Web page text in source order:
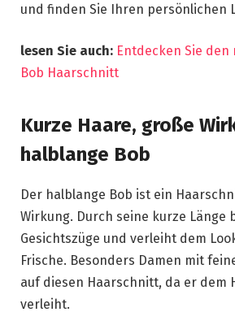
und finden Sie Ihren persönlichen
lesen Sie auch: Entdecken Sie
Bob Haarschnitt
Kurze Haare, große
halblange Bob
Der halblange Bob ist ein
Wirkung. Durch seine kurze Länge
Gesichtszüge und verleiht dem
Frische. Besonders Damen mit
auf diesen Haarschnitt, da er dem
verleiht.